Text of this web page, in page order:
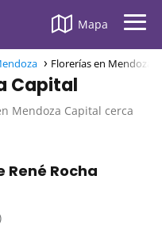
Mapa
Florerías en Mendoza
Capital
Mendoza Capital cerca
René Rocha